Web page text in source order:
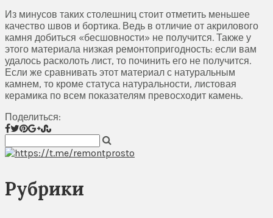
Из минусов таких столешниц стоит отметить меньшее
качество швов и бортика. Ведь в отличие от акрилового
камня добиться «бесшовности» не получится. Также у
этого материала низкая ремонтопригодность: если вам
удалось расколоть лист, то починить его не получится.
Если же сравнивать этот материал с натуральным
камнем, то кроме статуса натуральности, листовая
керамика по всем показателям превосходит камень.
Поделиться:
Рубрики